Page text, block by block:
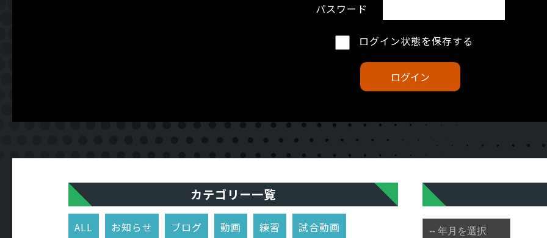
パスワード
ログイン状態を保存する
カテゴリー一覧
ALL お知らせ ブログ 動画 練習 試合動画